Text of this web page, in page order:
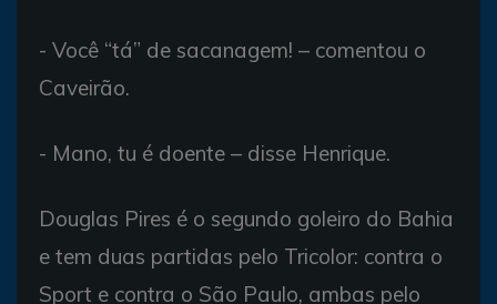
- Você “tá” de sacanagem! – comentou o
Caveirão.
- Mano, tu é doente – disse Henrique.
Douglas Pires é o segundo goleiro do Bahia
e tem duas partidas pelo Tricolor: contra o
Sport e contra o São Paulo, ambas pelo